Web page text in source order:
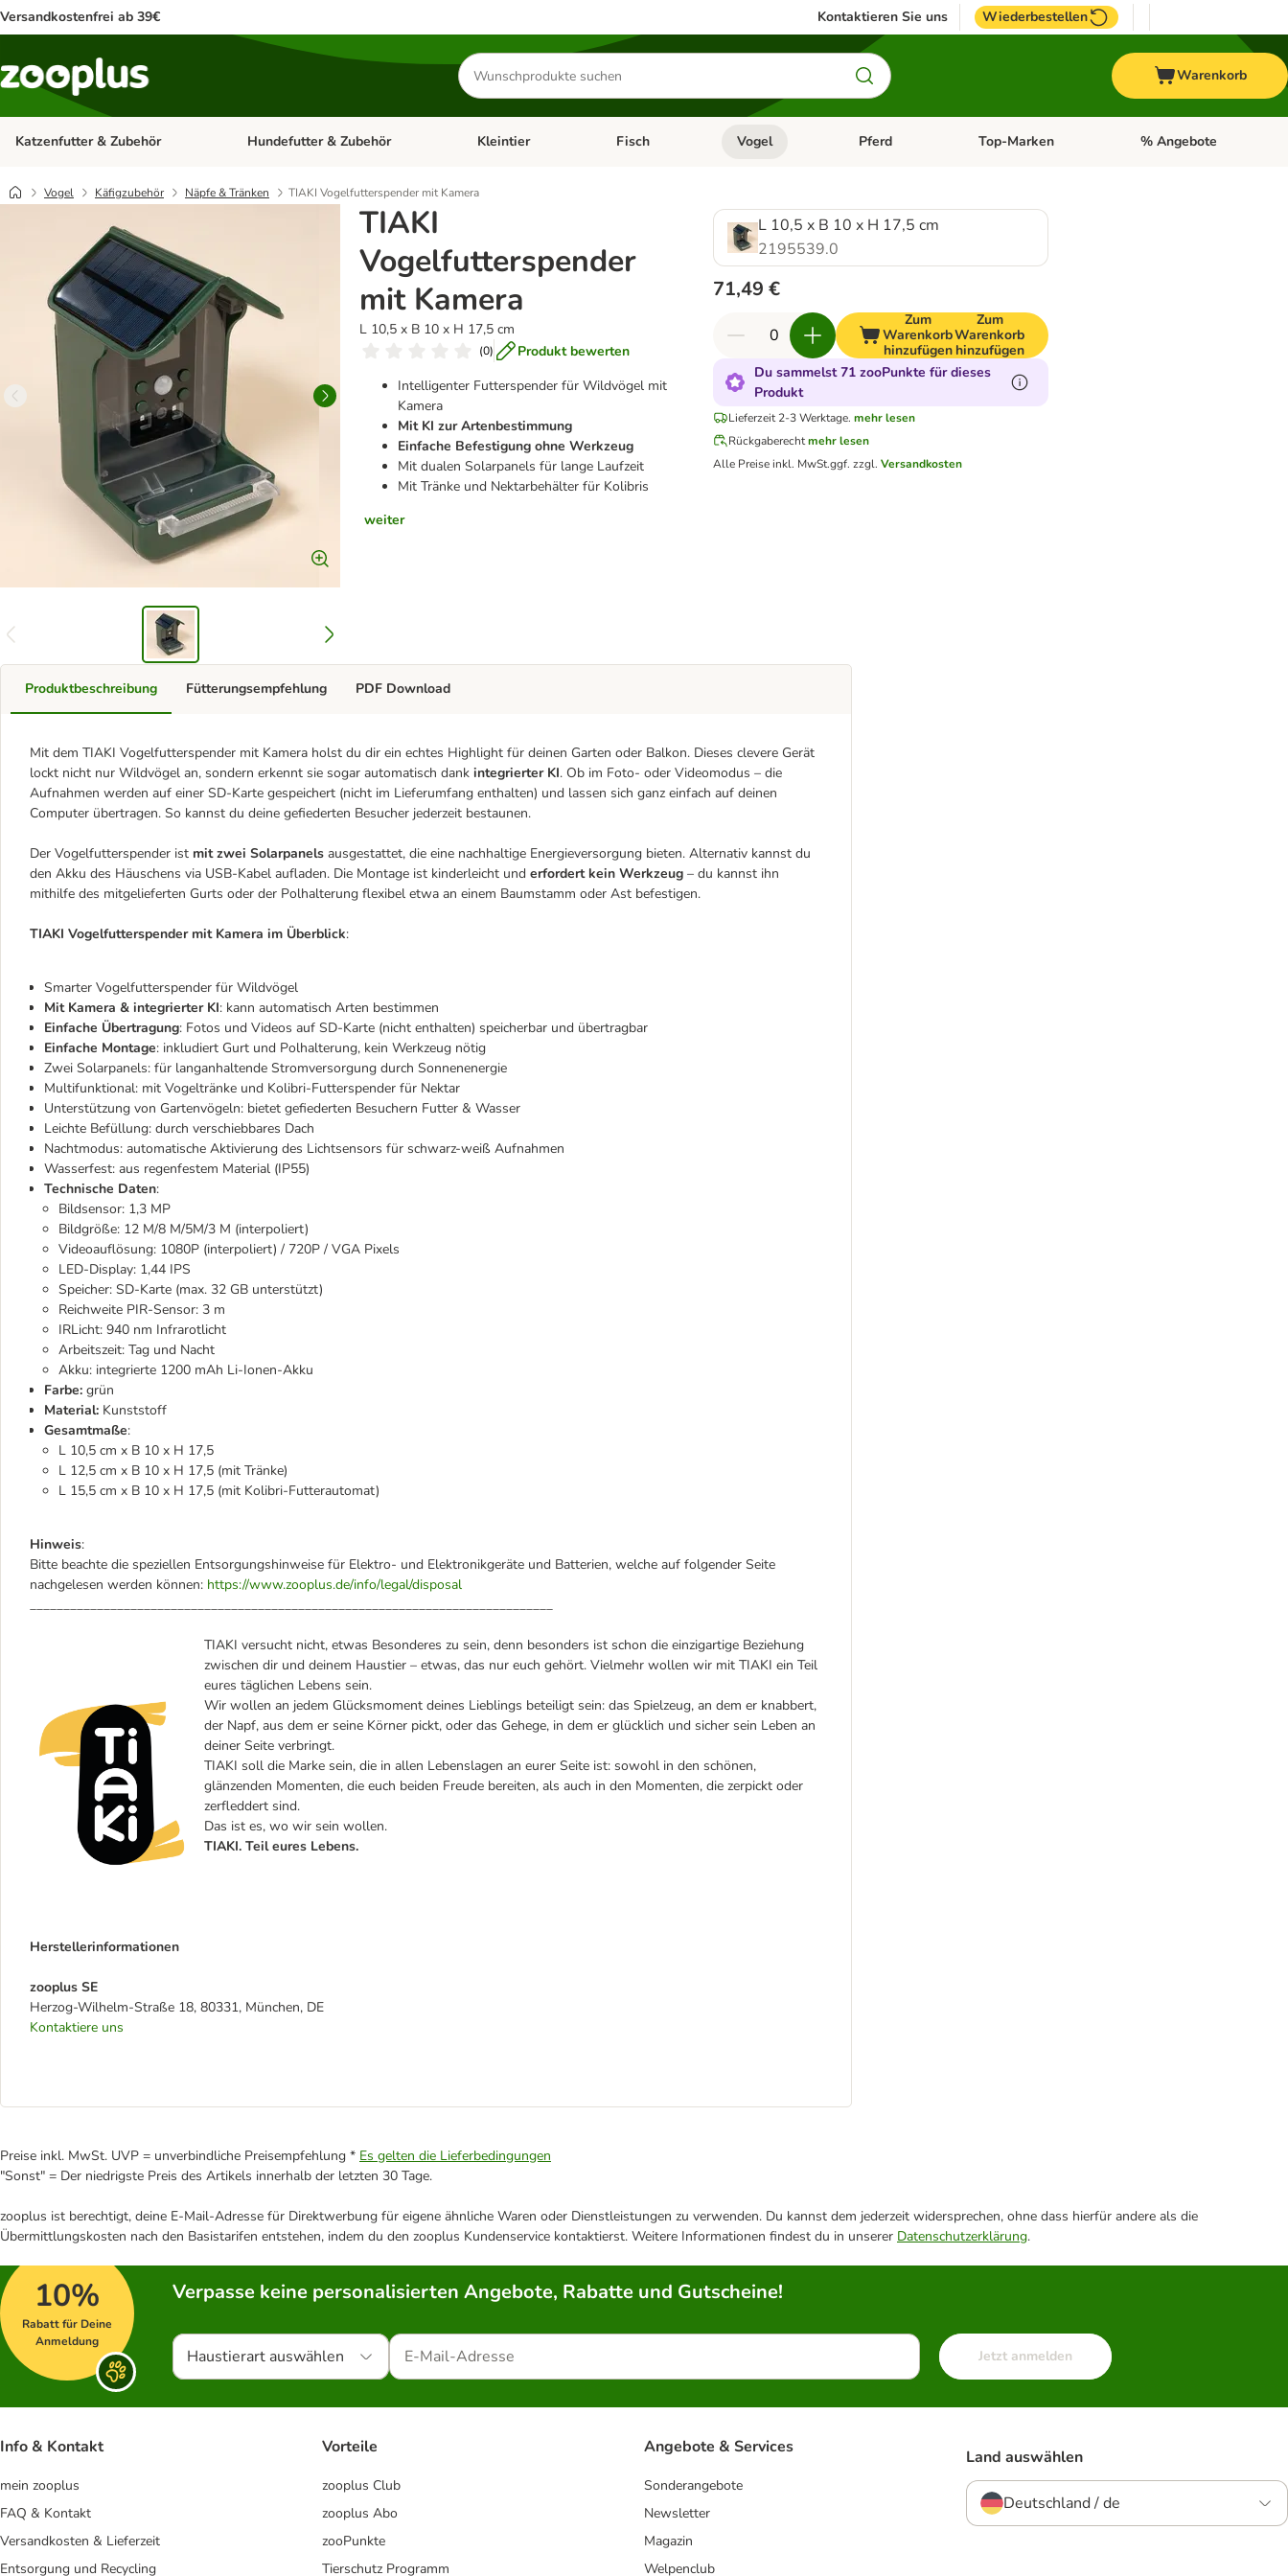
Versandkostenfrei ab 39€ Kontaktieren Sie uns Wiederbestellen
Produkte
suchen
Warenkorb
Katzenfutter & Zubehör Kategorie-Menü öffnen: Katzenfutter & Zubehör
Hundefutter & Zubehör Kategorie-Menü öffnen: Hundefutter & Zubehör
Kleintier Kategorie-Menü öffnen: Kleintier
Fisch Kategorie-Menü öffnen: Fisch
Vogel Kategorie-Menü öffnen: Vogel
Pferd Kategorie-Menü öffnen: Pferd
Top-Marken Kategorie-Menü öffnen:
% Angebote
Vogel Käfigzubehör Näpfe & Tränken TIAKI Vogelfutterspender mit Kamera
TIAKI
Vogelfutterspender
mit Kamera
L 10,5 x B 10 x H 17,5 cm
(0)
Produkt bewerten
Intelligenter Futterspender für Wildvögel mit
Kamera
Mit KI zur Artenbestimmung
Einfache Befestigung ohne Werkzeug
Mit dualen Solarpanels für lange Laufzeit
Mit Tränke und Nektarbehälter für Kolibris
weiter
L 10,5 x B 10 x H 17,5 cm
2195539.0
71,49 €
Zum
Warenkorb
hinzufügen
Zum
Warenkorb
hinzufügen
Du sammelst 71 zooPunkte für dieses
Produkt
Lieferzeit 2-3 Werktage. mehr lesen
Rückgaberechtmehr lesen
Alle Preise inkl. MwSt.ggf. zzgl. Versandkosten
Produktbeschreibung
Mit dem TIAKI Vogelfutterspender mit Kamera holst du dir ein echtes Highlight für deinen Garten oder Balkon. Dieses clevere Gerät
lockt nicht nur Wildvögel an, sondern erkennt sie sogar automatisch dank integrierter KI. Ob im Foto- oder Videomodus – die
Aufnahmen werden auf einer SD-Karte gespeichert (nicht im Lieferumfang enthalten) und lassen sich ganz einfach auf deinen
Computer übertragen. So kannst du deine gefiederten Besucher jederzeit bestaunen.
Der Vogelfutterspender ist mit zwei Solarpanels ausgestattet, die eine nachhaltige Energieversorgung bieten. Alternativ kannst du
den Akku des Häuschens via USB-Kabel aufladen. Die Montage ist kinderleicht und erfordert kein Werkzeug – du kannst ihn
mithilfe des mitgelieferten Gurts oder der Polhalterung flexibel etwa an einem Baumstamm oder Ast befestigen.
TIAKI Vogelfutterspender mit Kamera im Überblick:
Smarter Vogelfutterspender für Wildvögel
Mit Kamera & integrierter KI: kann automatisch Arten bestimmen
Einfache Übertragung: Fotos und Videos auf SD-Karte (nicht enthalten) speicherbar und übertragbar
Einfache Montage: inkludiert Gurt und Polhalterung, kein Werkzeug nötig
Zwei Solarpanels: für langanhaltende Stromversorgung durch Sonnenenergie
Multifunktional: mit Vogeltränke und Kolibri-Futterspender für Nektar
Unterstützung von Gartenvögeln: bietet gefiederten Besuchern Futter & Wasser
Leichte Befüllung: durch verschiebbares Dach
Nachtmodus: automatische Aktivierung des Lichtsensors für schwarz-weiß Aufnahmen
Wasserfest: aus regenfestem Material (IP55)
Technische Daten:
Bildsensor: 1,3 MP
Bildgröße: 12 M/8 M/5M/3 M (interpoliert)
Videoauflösung: 1080P (interpoliert) / 720P / VGA Pixels
LED-Display: 1,44 IPS
Speicher: SD-Karte (max. 32 GB unterstützt)
Reichweite PIR-Sensor: 3 m
IRLicht: 940 nm Infrarotlicht
Arbeitszeit: Tag und Nacht
Akku: integrierte 1200 mAh Li-Ionen-Akku
Farbe: grün
Material: Kunststoff
Gesamtmaße:
L 10,5 cm x B 10 x H 17,5
L 12,5 cm x B 10 x H 17,5 (mit Tränke)
L 15,5 cm x B 10 x H 17,5 (mit Kolibri-Futterautomat)
Hinweis:
Bitte beachte die speziellen Entsorgungshinweise für Elektro- und Elektronikgeräte und Batterien, welche auf folgender Seite
nachgelesen werden können: https://www.zooplus.de/info/legal/disposal
______________________________________________________________________________
TIAKI versucht nicht, etwas Besonderes zu sein, denn besonders ist schon die einzigartige Beziehung
zwischen dir und deinem Haustier – etwas, das nur euch gehört. Vielmehr wollen wir mit TIAKI ein Teil
eures täglichen Lebens sein.
Wir wollen an jedem Glücksmoment deines Lieblings beteiligt sein: das Spielzeug, an dem er knabbert,
der Napf, aus dem er seine Körner pickt, oder das Gehege, in dem er glücklich und sicher sein Leben an
deiner Seite verbringt.
TIAKI soll die Marke sein, die in allen Lebenslagen an eurer Seite ist: sowohl in den schönen,
glänzenden Momenten, die euch beiden Freude bereiten, als auch in den Momenten, die zerpickt oder
zerfleddert sind.
Das ist es, wo wir sein wollen.
TIAKI. Teil eures Lebens.
Herstellerinformationen
zooplus SE
Herzog-Wilhelm-Straße 18, 80331, München, DE
Kontaktiere uns
Fütterungsempfehlung PDF Download
Preise inkl. MwSt. UVP = unverbindliche Preisempfehlung * Es gelten die Lieferbedingungen
"Sonst" = Der niedrigste Preis des Artikels innerhalb der letzten 30 Tage.
zooplus ist berechtigt, deine E-Mail-Adresse für Direktwerbung für eigene ähnliche Waren oder Dienstleistungen zu verwenden. Du kannst dem jederzeit widersprechen, ohne dass hierfür andere als die
Übermittlungskosten nach den Basistarifen entstehen, indem du den zooplus Kundenservice kontaktierst. Weitere Informationen findest du in unserer Datenschutzerklärung.
10%
Rabatt für Deine
Anmeldung
Verpasse keine personalisierten Angebote, Rabatte und Gutscheine!
Haustierart auswählen Jetzt anmelden
Info & Kontakt
mein zooplus
FAQ & Kontakt
Versandkosten & Lieferzeit
Entsorgung und Recycling
Vorteile
zooplus Club
zooplus Abo
zooPunkte
Tierschutz Programm
Angebote & Services
Sonderangebote
Newsletter
Magazin
Welpenclub
Land auswählen
Deutschland / de